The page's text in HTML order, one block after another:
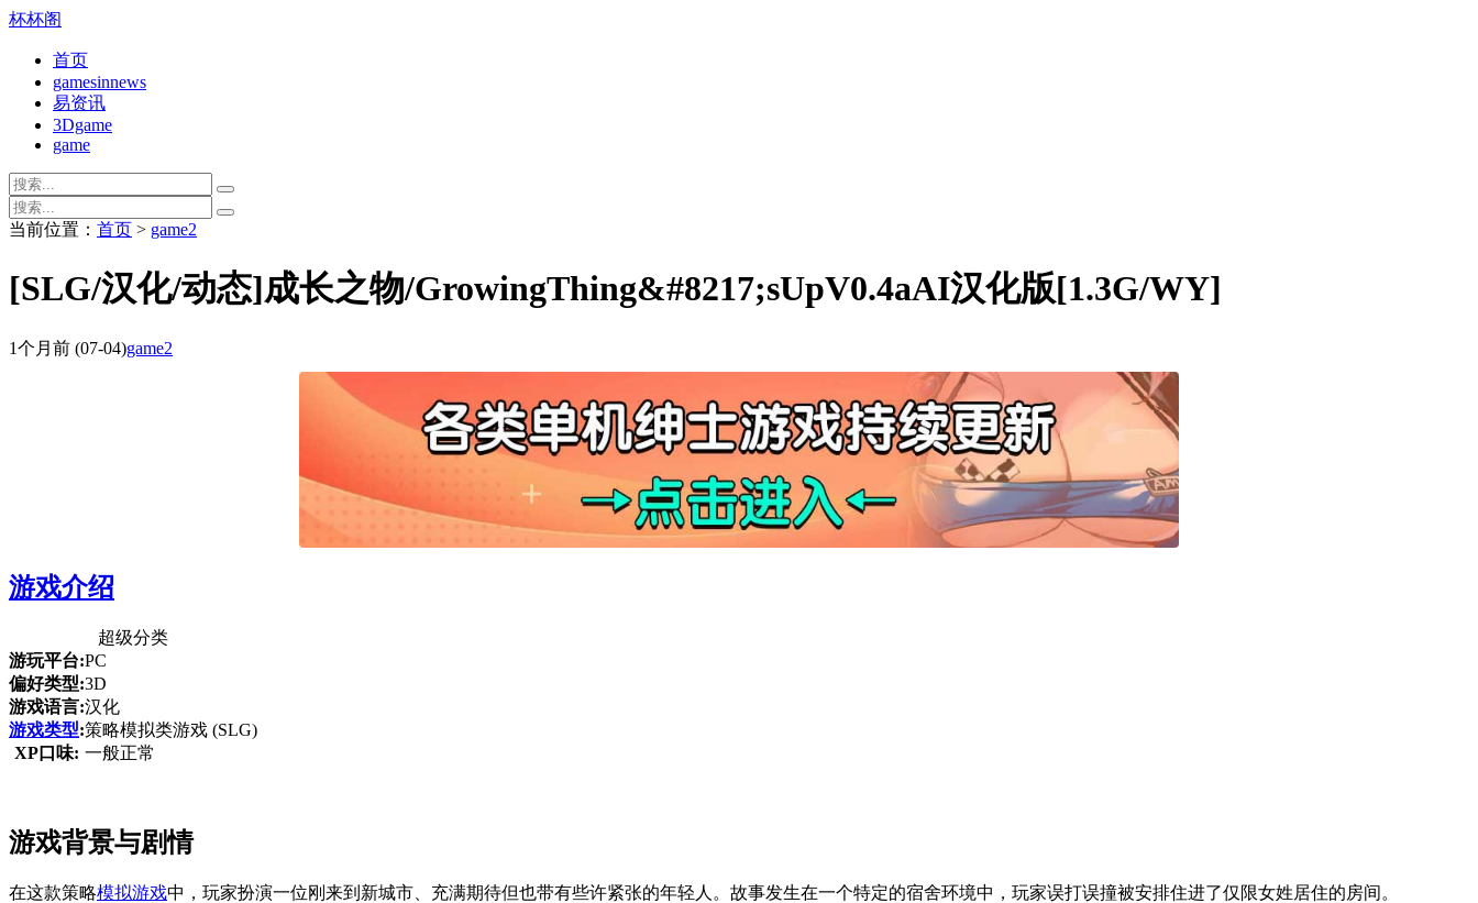
杯杯阁
首页
gamesinnews
易资讯
3Dgame
game
当前位置： 首页 > game2
[SLG/汉化/动态]成长之物/GrowingThing&#8217;sUpV0.4aAI汉化版[1.3G/WY]
1个月前 (07-04)game2
游戏介绍
超级分类
游玩平台:PC
偏好类型:3D
游戏语言:汉化
游戏类型:策略模拟类游戏 (SLG)
XP口味: 一般正常
游戏背景与剧情
在这款策略模拟游戏中，玩家扮演一位刚来到新城市、充满期待但也带有些许紧张的年轻人。故事发生在一个特定的宿舍环境中，玩家误打误撞被安排住进了仅限女姓居住的房间。